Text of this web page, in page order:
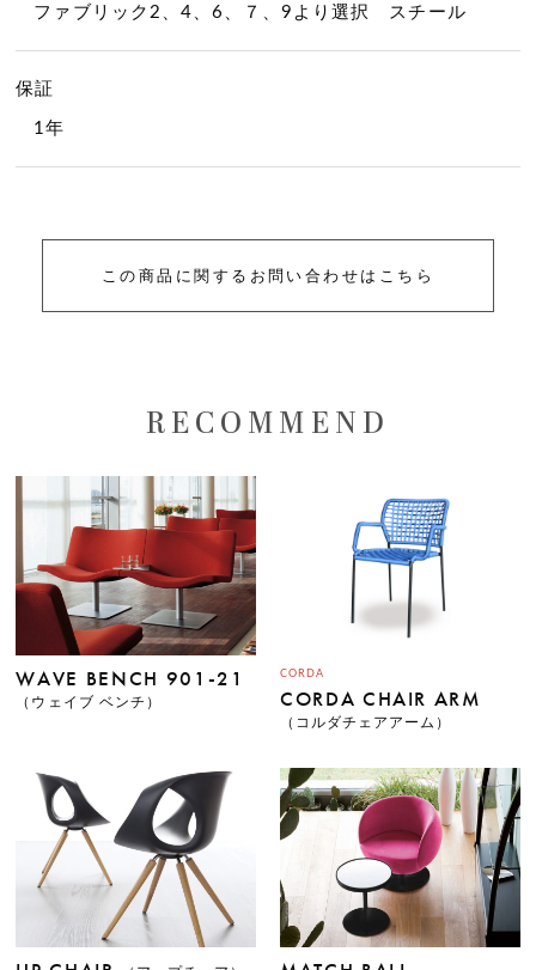
STORY
ファブリック2、4、6、７、9より選択 スチール
保証
1年
この商品に関するお問い合わせはこちら
RECOMMEND
WAVE BENCH 901-21
（ウェイブ ベンチ）
CORDA
CORDA CHAIR ARM
（コルダチェアアーム）